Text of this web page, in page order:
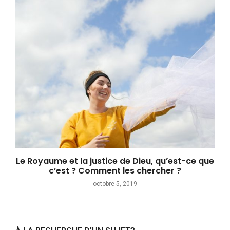
Le Royaume et la justice de Dieu, qu’est-ce que
c’est ? Comment les chercher ?
octobre 5, 2019